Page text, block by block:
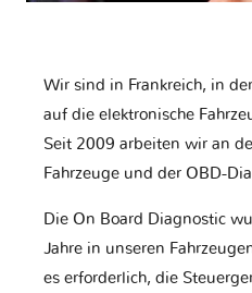
Wir sind in Frankreich, in
auf die elektronische
Seit 2009 arbeiten wir an
Fahrzeuge und der OBD-
Die On Board Diagnostic
Jahre in unseren
es erforderlich, die